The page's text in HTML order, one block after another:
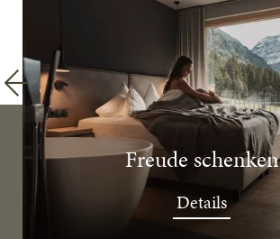
Freude schenken
Details